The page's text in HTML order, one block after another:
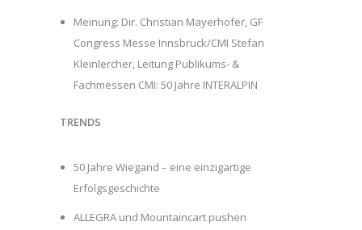
Meinung: Dir. Christian Mayerhofer, GF
Congress Messe Innsbruck/CMI Stefan
Kleinlercher, Leitung Publikums- &
Fachmessen CMI: 50 Jahre INTERALPIN
TRENDS
50 Jahre Wiegand – eine einzigartige
Erfolgsgeschichte
ALLEGRA und Mountaincart pushen